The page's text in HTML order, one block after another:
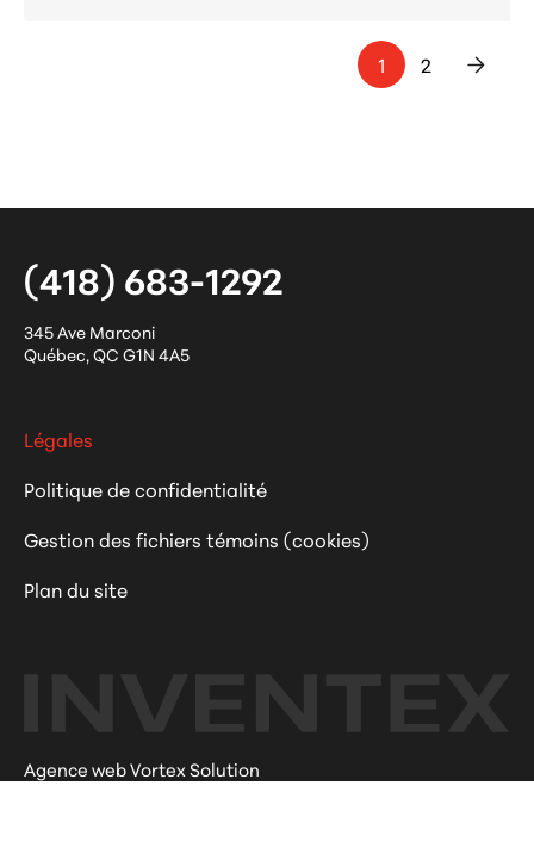
1 2 >
(418) 683-1292
345 Ave Marconi
Québec,QC G1N 4A5
Légales
Politique de confidentialité
Gestion des fichiers témoins (cookies)
Plan du site
Agence web Vortex Solution